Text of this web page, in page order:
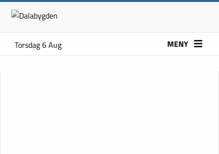
Torsdag 6 Aug MENY